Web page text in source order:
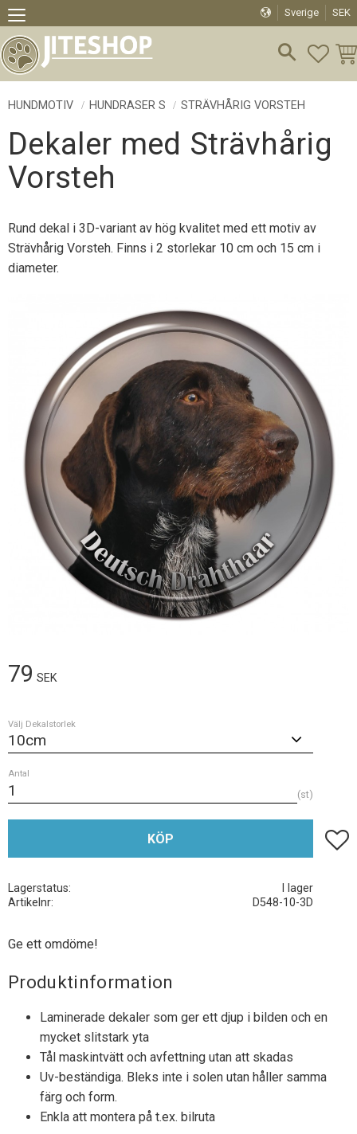
Meny
Sverige SEK
HUNDMOTIV HUNDRASER S STRÄVHÅRIG VORSTEH
Dekaler med Strävhårig
Vorsteh
Rund dekal i 3D-variant av hög kvalitet med ett motiv av
Strävhårig Vorsteh. Finns i 2 storlekar 10 cm och 15 cm i
diameter.
79 SEK
Välj Dekalstorlek
Antal
st
KÖP Lägg
Lagerstatus
I lager
Artikelnr
D548-10-3D
Ge ett omdöme!
Produktinformation
Laminerade dekaler som ger ett djup i bilden och en
mycket slitstark yta
Tål maskintvätt och avfettning utan att skadas
Uv-beständiga. Bleks inte i solen utan håller samma
färg och form.
Enkla att montera på t.ex. bilruta